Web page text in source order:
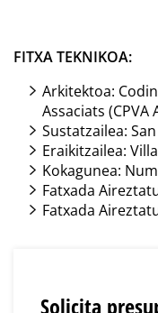
FITXA TEKNIKOA:
Arkitektoa:
Assaciats (CPVA
Sustatzailea:
Eraikitzailea:
Kokagunea:
Fatxada
Fatxada
Solicita